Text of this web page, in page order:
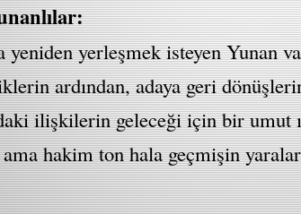
yeniden yerleşmek isteyen Yunan
ardından, adaya geri
ilişkilerin geleceği için bir umut
hakim ton hala geçmişin